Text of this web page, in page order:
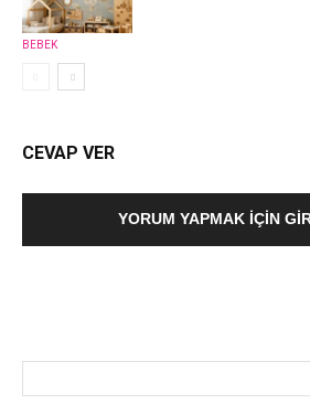
BEBEK
CEVAP VER
YORUM YAPMAK İÇIN